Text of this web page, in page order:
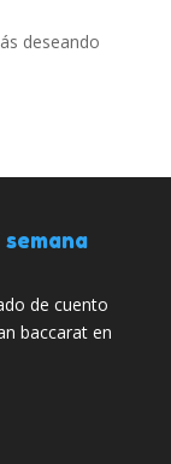
deseando
de cuento
baccarat en